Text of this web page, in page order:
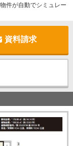
件が自動でシミュレー
資料請求